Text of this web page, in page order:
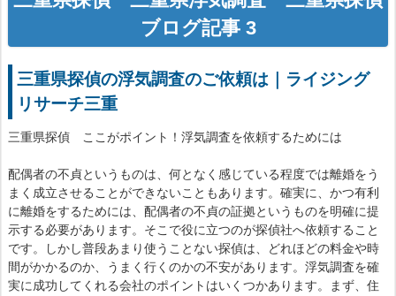
ブログ記事 3
三重県探偵の浮気調査のご依頼は｜ライジング
リサーチ三重
三重県探偵 ここがポイント！浮気調査を依頼するためには
配偶者の不貞というものは、何となく感じている程度では離婚をう
まく成立させることができないこともあります。確実に、かつ有利
に離婚をするためには、配偶者の不貞の証拠というものを明確に提
示する必要があります。そこで役に立つのが探偵社へ依頼すること
です。しかし普段あまり使うことない探偵は、どれほどの料金や時
間がかかるのか、うまく行くのかの不安があります。浮気調査を確
実に成功してくれる会社のポイントはいくつかあります。まず、住